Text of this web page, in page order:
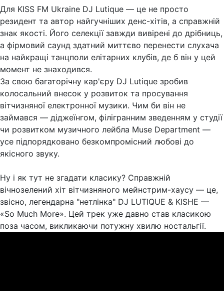
Для KISS FM Ukraine DJ Lutique — це не просто
резидент та автор найгучніших денс-хітів, а справжній
знак якості. Його селекції завжди вивірені до дрібниць,
а фірмовий саунд здатний миттєво перенести слухача
на найкращі танцполи елітарних клубів, де б він у цей
момент не знаходився.
За свою багаторічну кар'єру DJ Lutique зробив
колосальний внесок у розвиток та просування
вітчизняної електронної музики. Чим би він не
займався — діджеїнгом, філігранним зведенням у студії
чи розвитком музичного лейбла Muse Department —
усе підпорядковано безкомпромісний любові до
якісного звуку.
Ну і як тут не згадати класику? Справжній
вічнозелений хіт вітчизняного мейнстрим-хаусу — це,
звісно, легендарна "нетлінка" DJ LUTIQUE & KISHE —
«So Much More». Цей трек уже давно став класикою
поза часом, викликаючи потужну хвилю ностальгії.